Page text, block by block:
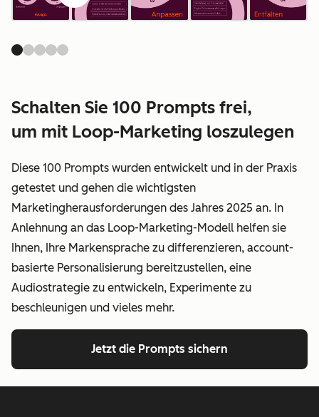
Schalten Sie 100 Prompts frei,
um mit Loop-Marketing loszulegen
Diese 100 Prompts wurden entwickelt und in der Praxis
getestet und gehen die wichtigsten
Marketingherausforderungen des Jahres 2025 an. In
Anlehnung an das Loop-Marketing-Modell helfen sie
Ihnen, Ihre Markensprache zu differenzieren, account-
basierte Personalisierung bereitzustellen, eine
Audiostrategie zu entwickeln, Experimente zu
beschleunigen und vieles mehr.
Jetzt die Prompts sichern